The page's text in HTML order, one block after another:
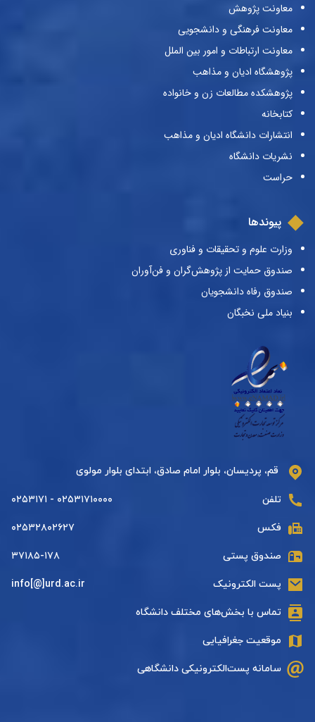
معاونت پژوهش
معاونت فرهنگی و دانشجویی
معاونت ارتباطات و امور بین الملل
پژوهشگاه ادیان و مذاهب
پژوهشکده مطالعات زن و خانواده
کتابخانه
انتشارات دانشگاه ادیان و مذاهب
نشریات دانشگاه
حراست
پیوندها
وزارت علوم و تحقیقات و فناوری
صندوق حمایت از پژوهش‌گران و فن‌آوران
صندوق رفاه دانشجویان
بنیاد ملی نخبگان
قم، پردیسان، بلوار امام صادق، ابتدای بلوار مولوی
تلفن ۰۲۵۳۱۷۱۰۰۰۰ - ۰۲۵۳۱۷۱
فکس ۰۲۵۳۲۸۰۲۶۲۷
صندوق پستی ۳۷۱۸۵-۱۷۸
پست الکترونیک info[@]urd.ac.ir
تماس با بخش‌های مختلف دانشگاه
موقعیت جغرافیایی
سامانه پست‌الکترونیکی دانشگاهی